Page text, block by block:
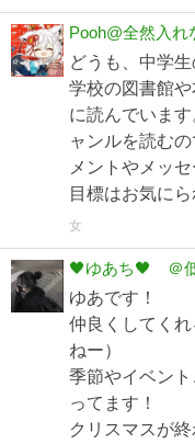
Pooh@全然入れ
どうも、中学生
学校の図書館
に読んでいま
ャンルを読む
メントやメッ
目標はお気に
女
🖤ゆあち🖤 ＠
ゆあです！
仲良くしてく
ねー）
季節やイベン
ってます！
クリスマスが